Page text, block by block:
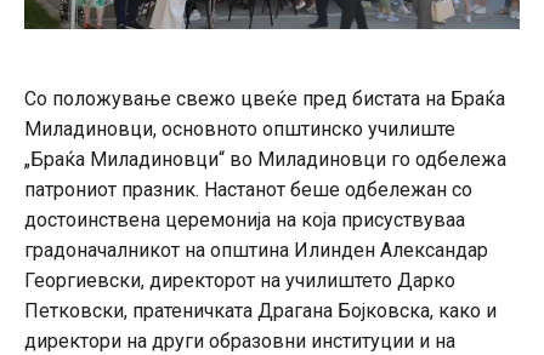
Со положување свежо цвеќе пред бистата на Браќа
Миладиновци, основното општинско училиште
„Браќа Миладиновци“ во Миладиновци го одбележа
патрониот празник. Настанот беше одбележан со
достоинствена церемонија на која присуствуваа
градоначалникот на општина Илинден Александар
Георгиевски, директорот на училиштето Дарко
Петковски, пратеничката Драгана Бојковска, како и
директори на други образовни институции и на